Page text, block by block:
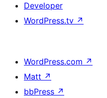
Developer
WordPress.tv ↗
WordPress.com ↗
Matt ↗
bbPress ↗